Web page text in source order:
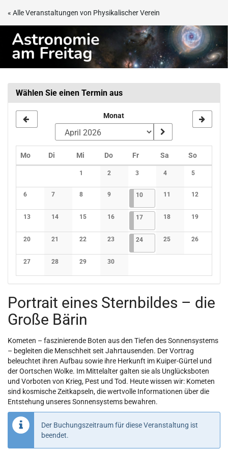
Zum
springen
« Alle Veranstaltungen von Physikalischer Verein
Astronomie
am
Wählen Sie einen Termin aus
Monat
MoMontag
Di Dienstag
Mi Mittwoch
DoDonnerstag
FrFreitagSa Samstag
SoSonntag
1
Keine Veranstaltungen
2
Keine Veranstaltungen
3
Keine Veranstaltungen
4
Keine Veranstaltungen
5
Keine
6
Keine Veranstaltungen
7
Keine Veranstaltungen
8
Keine Veranstaltungen
9
Keine Veranstaltungen
1010.04.2026
1 Veranstaltung
11
Keine Veranstaltungen
12
Keine
13
Keine Veranstaltungen
14
Keine Veranstaltungen
15
Keine Veranstaltungen
16
Keine Veranstaltungen
1717.04.2026
1 Veranstaltung
18
Keine Veranstaltungen
19
Keine
20
Keine Veranstaltungen
21
Keine Veranstaltungen
22
Keine Veranstaltungen
23
Keine Veranstaltungen
2424.04.2026
1 Veranstaltung
25
Keine Veranstaltungen
26
Keine
27
Keine Veranstaltungen
28
Keine Veranstaltungen
29
Keine Veranstaltungen
30
Keine Veranstaltungen
Portrait eines Sternbildes – die
Große Bärin
Kometen – faszinierende Boten aus den Tiefen des Sonnensystems
– begleiten die Menschheit seit Jahrtausenden. Der Vortrag
beleuchtet ihren Aufbau sowie ihre Herkunft im Kuiper-Gürtel und
der Oortschen Wolke. Im Mittelalter galten sie als Unglücksboten
und Vorboten von Krieg, Pest und Tod. Heute wissen wir: Kometen
sind kosmische Zeitkapseln, die wertvolle Informationen über die
Entstehung unseres Sonnensystems bewahren.
Der Buchungszeitraum für diese Veranstaltung ist
beendet.